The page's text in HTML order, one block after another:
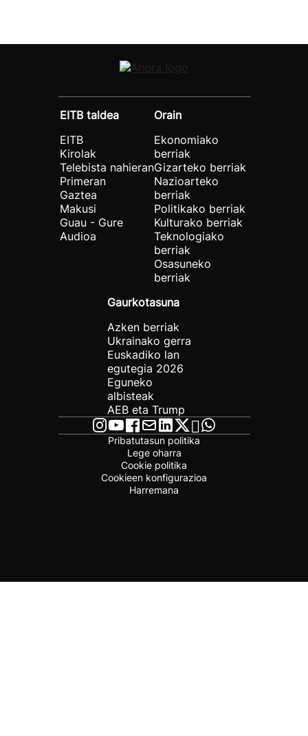
EITB taldea
EITB
Kirolak
Telebista nahieran
Primeran
Gaztea
Makusi
Guau - Gure
Audioa
Orain
Ekonomiako
berriak
Gizarteko berriak
Nazioarteko
berriak
Politikako berriak
Kulturako berriak
Teknologiako
berriak
Osasuneko
berriak
Gaurkotasuna
Azken berriak
Ukrainako gerra
Euskadiko lan
egutegia 2026
Eguneko
albisteak
AEB eta Trump
Pribatutasun politika
Lege oharra
Cookie politika
Cookieen konfigurazioa
Harremana